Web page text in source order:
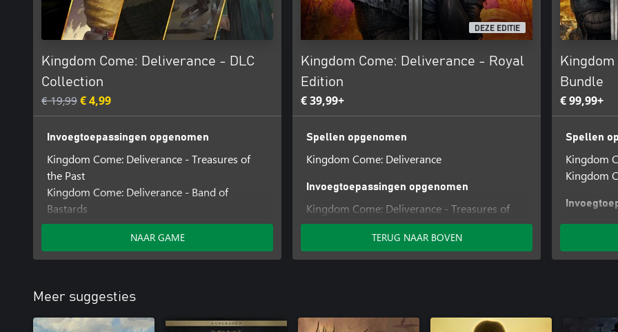
Kingdom Come: Deliverance - DLC
Collection
€ 19,99€ 4,99
Invoegtoepassingen opgenomen
Kingdom Come: Deliverance - Treasures of
the Past
Kingdom Come: Deliverance - Band of
Bastards
Kingdom Come: Deliverance - A Woman's Lot
Kingdom Come: Deliverance - The Amorous
Adventures of Bold Sir Hans Capon
NAAR GAME
DEZE EDITIE
Kingdom Come: Deliverance - Royal
Edition
€ 39,99+
Spellen opgenomen
Kingdom Come: Deliverance
Invoegtoepassingen opgenomen
Kingdom Come: Deliverance - Treasures of
the Past
Kingdom Come: Deliverance - Band of
Bastards
Kingdom Come: Deliverance - From the Ashes
TERUG NAAR BOVEN
Bundle
€ 99,99+
Spellen
Kingdom
Kingdom
Kingdom
Legacy of
Kingdom
Meer suggesties